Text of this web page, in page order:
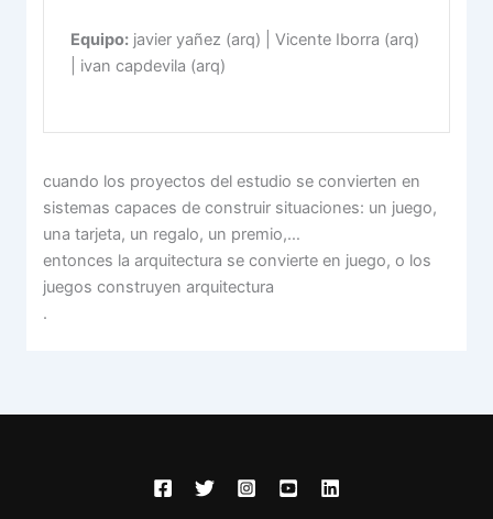
Equipo:javier yañez (arq) | Vicente Iborra (arq)
| ivan capdevila (arq)
cuando los proyectos del estudio se convierten en
sistemas capaces de construir situaciones: un juego,
una tarjeta, un regalo, un premio,…
entonces la arquitectura se convierte en juego, o los
juegos construyen arquitectura
.